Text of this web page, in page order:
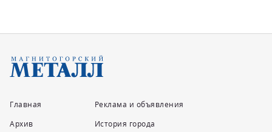
Главная
Архив
Реклама и объявления
История города